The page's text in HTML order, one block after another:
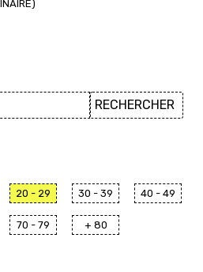
20 - 29 30 - 39 40 - 49
70 - 79 + 80